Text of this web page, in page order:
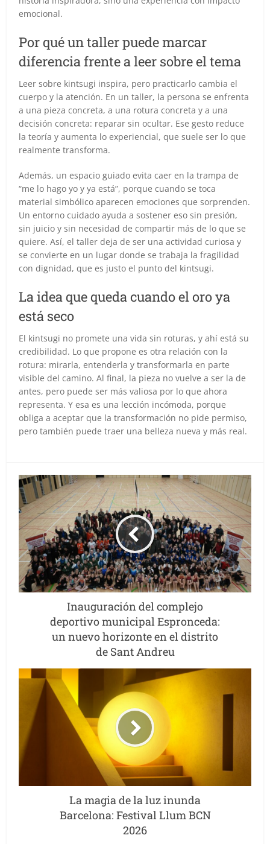
emocional.
Por qué un taller puede marcar
diferencia frente a leer sobre el tema
Leer sobre kintsugi inspira, pero practicarlo cambia el
cuerpo y la atención. En un taller, la persona se enfrenta
a una pieza concreta, a una rotura concreta y a una
decisión concreta: reparar sin ocultar. Ese gesto reduce
la teoría y aumenta lo experiencial, que suele ser lo que
realmente transforma.
Además, un espacio guiado evita caer en la trampa de
“me lo hago yo y ya está”, porque cuando se toca
material simbólico aparecen emociones que sorprenden.
Un entorno cuidado ayuda a sostener eso sin presión,
sin juicio y sin necesidad de compartir más de lo que se
quiere. Así, el taller deja de ser una actividad curiosa y
se convierte en un lugar donde se trabaja la fragilidad
con dignidad, que es justo el punto del kintsugi.
La idea que queda cuando el oro ya
está seco
El kintsugi no promete una vida sin roturas, y ahí está su
credibilidad. Lo que propone es otra relación con la
rotura: mirarla, entenderla y transformarla en parte
visible del camino. Al final, la pieza no vuelve a ser la de
antes, pero puede ser más valiosa por lo que ahora
representa. Y esa es una lección incómoda, porque
obliga a aceptar que la transformación no pide permiso,
pero también puede traer una belleza nueva y más real.
Inauguración del complejo
deportivo municipal Espronceda:
un nuevo horizonte en el distrito
de Sant Andreu
La magia de la luz inunda
Barcelona: Festival Llum BCN
2026